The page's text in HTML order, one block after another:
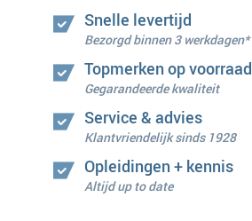
Snelle levertijd
Bezorgd binnen 3 werkdagen*
Topmerken op voorraad
Gegarandeerde kwaliteit
Service & advies
Klantvriendelijk sinds 1928
Opleidingen + kennis
Altijd up to date